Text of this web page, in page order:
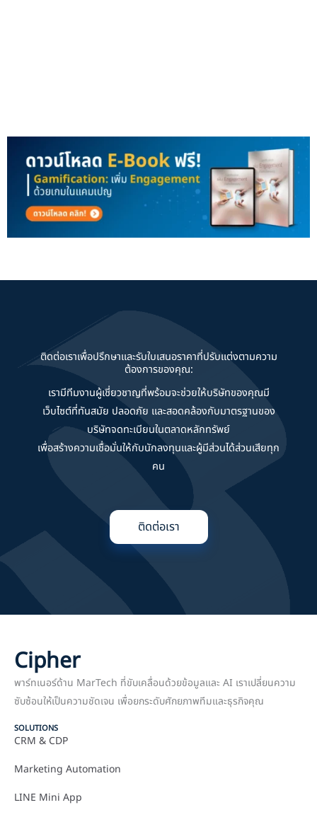
ติดต่อเราเพื่อปรึกษาและรับใบเสนอราคาที่ปรับแต่งตามความ
ต้องการของคุณ:
เรามีทีมงานผู้เชี่ยวชาญที่พร้อมจะช่วยให้บริษัทของคุณมี
เว็บไซต์ที่ทันสมัย ปลอดภัย และสอดคล้องกับมาตรฐานของ
บริษัทจดทะเบียนในตลาดหลักทรัพย์
เพื่อสร้างความเชื่อมั่นให้กับนักลงทุนและผู้มีส่วนได้ส่วนเสียทุก
คน
ติดต่อเรา
Cipher
พาร์ทเนอร์ด้าน MarTech ที่ขับเคลื่อนด้วยข้อมูลและ AI เราเปลี่ยนความ
ซับซ้อนให้เป็นความชัดเจน เพื่อยกระดับศักยภาพทีมและธุรกิจคุณ
SOLUTIONS
CRM & CDP
Marketing Automation
LINE Mini App